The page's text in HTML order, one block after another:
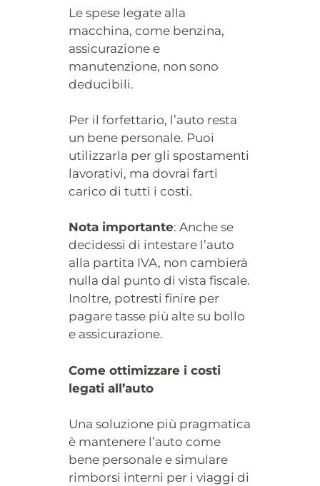
Le spese legate alla
macchina, come benzina,
assicurazione e
manutenzione, non sono
deducibili.
Per il forfettario, l’auto resta
un bene personale. Puoi
utilizzarla per gli spostamenti
lavorativi, ma dovrai farti
carico di tutti i costi.
Nota importante: Anche se
decidessi di intestare l’auto
alla partita IVA, non cambierà
nulla dal punto di vista fiscale.
Inoltre, potresti finire per
pagare tasse più alte su bollo
e assicurazione.
Come ottimizzare i costi
legati all’auto
Una soluzione più pragmatica
è mantenere l’auto come
bene personale e simulare
rimborsi interni per i viaggi di